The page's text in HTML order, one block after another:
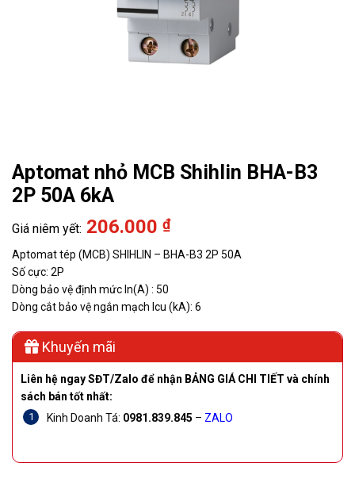
Aptomat nhỏ MCB Shihlin BHA-B3
2P 50A 6kA
206.000 ₫
Aptomat tép (MCB) SHIHLIN – BHA-B3 2P 50A
Số cực: 2P
Dòng bảo vệ định mức In(A) : 50
Dòng cắt bảo vệ ngắn mạch Icu (kA): 6
Khuyến mãi
Liên hệ ngay SĐT/Zalo để nhận BẢNG GIÁ CHI TIẾT và chính
sách bán tốt nhất:
Kinh Doanh Tá: 0981.839.845 – ZALO